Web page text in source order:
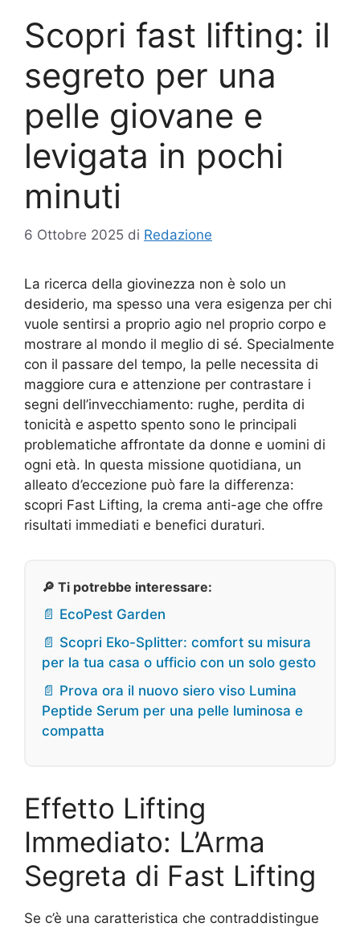
Scopri fast lifting: il
segreto per una
pelle giovane e
levigata in pochi
minuti
6 Ottobre 2025 di Redazione
La ricerca della giovinezza non è solo un
desiderio, ma spesso una vera esigenza per chi
vuole sentirsi a proprio agio nel proprio corpo e
mostrare al mondo il meglio di sé. Specialmente
con il passare del tempo, la pelle necessita di
maggiore cura e attenzione per contrastare i
segni dell’invecchiamento: rughe, perdita di
tonicità e aspetto spento sono le principali
problematiche affrontate da donne e uomini di
ogni età. In questa missione quotidiana, un
alleato d’eccezione può fare la differenza:
scopri Fast Lifting, la crema anti-age che offre
risultati immediati e benefici duraturi.
🔎 Ti potrebbe interessare:
📄 EcoPest Garden
📄 Scopri Eko-Splitter: comfort su misura
per la tua casa o ufficio con un solo gesto
📄 Prova ora il nuovo siero viso Lumina
Peptide Serum per una pelle luminosa e
compatta
Effetto Lifting
Immediato: L’Arma
Segreta di Fast Lifting
Se c’è una caratteristica che contraddistingue